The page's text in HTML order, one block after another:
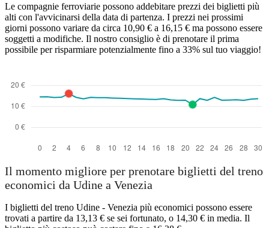
Le compagnie ferroviarie possono addebitare prezzi dei biglietti più
alti con l'avvicinarsi della data di partenza. I prezzi nei prossimi
giorni possono variare da circa 10,90 € a 16,15 € ma possono essere
soggetti a modifiche. Il nostro consiglio è di prenotare il prima
possibile per risparmiare potenzialmente fino a 33% sul tuo viaggio!
Il momento migliore per prenotare biglietti del treno
economici da Udine a Venezia
I biglietti del treno Udine - Venezia più economici possono essere
trovati a partire da 13,13 € se sei fortunato, o 14,30 € in media. Il